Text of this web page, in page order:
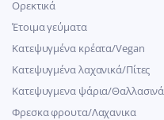
Ορεκτικά
Έτοιμα γεύματα
Κατεψυγμένα κρέατα/Vegan
Kατεψυγμένα λαχανικά/Πίτες
Κατεψυγμενα ψάρια/Θαλλασινά
Φρεσκα φρουτα/Λαχανικα